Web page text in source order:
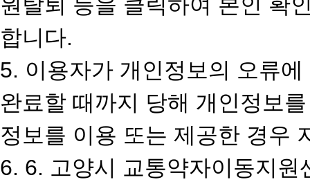
합니다.
5. 이용자가 개인정보의 오류
완료할 때까지 당해 개인정보
정보를 이용 또는 제공한 경우
6. 6. 고양시 교통약자이동지